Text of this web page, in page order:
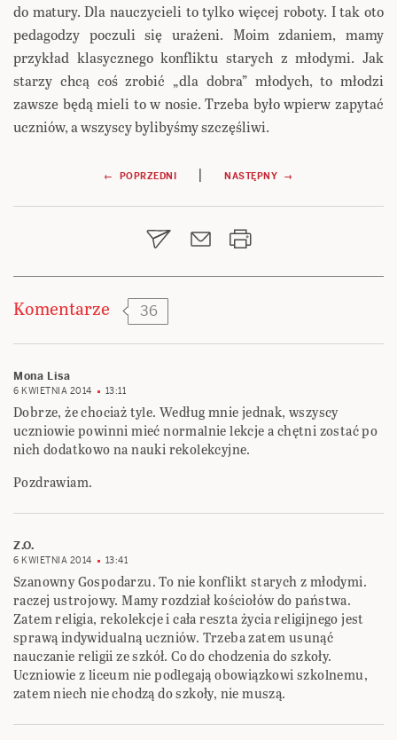
do matury. Dla nauczycieli to tylko więcej roboty. I tak oto
pedagodzy poczuli się urażeni. Moim zdaniem, mamy
przykład klasycznego konfliktu starych z młodymi. Jak
starzy chcą coś zrobić „dla dobra” młodych, to młodzi
zawsze będą mieli to w nosie. Trzeba było wpierw zapytać
uczniów, a wszyscy bylibyśmy szczęśliwi.
Nawigacja
wpisu
← POPRZEDNI | NASTĘPNY →
Komentarze 36
Mona Lisa
6 KWIETNIA 2014 13:11
Dobrze, że chociaż tyle. Według mnie jednak, wszyscy
uczniowie powinni mieć normalnie lekcje a chętni zostać po
nich dodatkowo na nauki rekolekcyjne.
Pozdrawiam.
Z.O.
6 KWIETNIA 2014 13:41
Szanowny Gospodarzu. To nie konflikt starych z młodymi.
raczej ustrojowy. Mamy rozdział kościołów do państwa.
Zatem religia, rekolekcje i cała reszta życia religijnego jest
sprawą indywidualną uczniów. Trzeba zatem usunąć
nauczanie religii ze szkół. Co do chodzenia do szkoły.
Uczniowie z liceum nie podlegają obowiązkowi szkolnemu,
zatem niech nie chodzą do szkoły, nie muszą.